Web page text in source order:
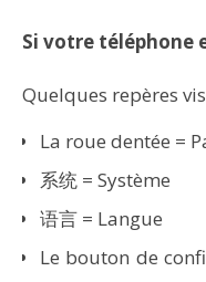
Si votre téléphone
Quelques repères
La roue dentée =
系统 = Système
语言 = Langue
Le bouton de